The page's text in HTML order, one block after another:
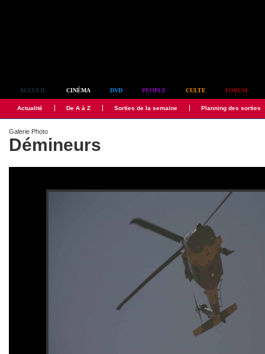
ACCUEIL CINÉMA DVD PEOPLE CULTE FORUM
Actualité De A à Z Sorties de la semaine Planning des sorties
Galerie Photo
Démineurs